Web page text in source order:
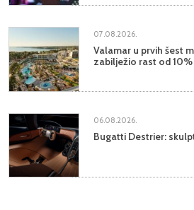
07.08.2026.
Valamar u prvih šest
zabilježio rast od 10%
06.08.2026.
Bugatti Destrier: